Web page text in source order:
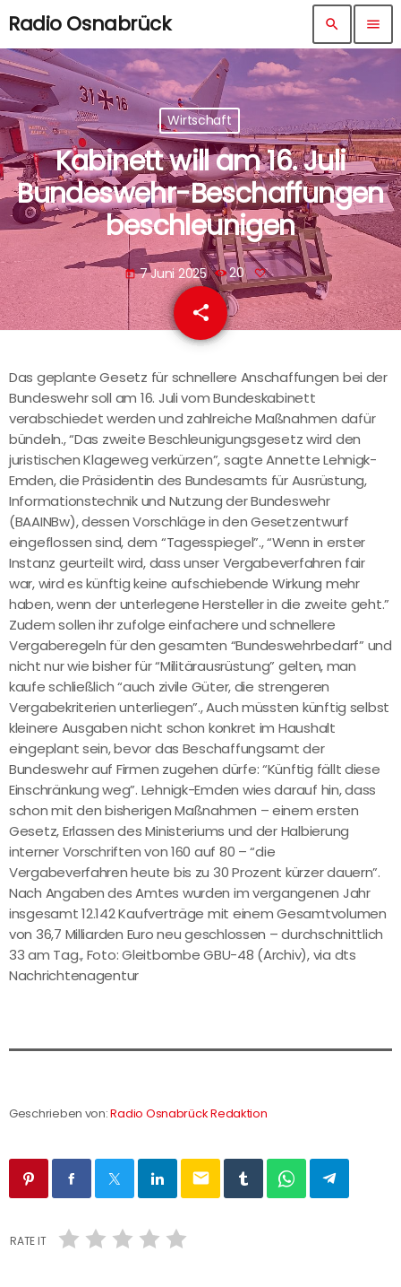
Radio Osnabrück search menu
Wirtschaft
Kabinett will am 16. Juli
Bundeswehr-Beschaffungen
beschleunigen
today 7 Juni 2025 20
share
email
Das geplante Gesetz für schnellere Anschaffungen bei der
Bundeswehr soll am 16. Juli vom Bundeskabinett
verabschiedet werden und zahlreiche Maßnahmen dafür
bündeln., “Das zweite Beschleunigungsgesetz wird den
juristischen Klageweg verkürzen”, sagte Annette Lehnigk-
Emden, die Präsidentin des Bundesamts für Ausrüstung,
Informationstechnik und Nutzung der Bundeswehr
(BAAINBw), dessen Vorschläge in den Gesetzentwurf
eingeflossen sind, dem “Tagesspiegel”., “Wenn in erster
Instanz geurteilt wird, dass unser Vergabeverfahren fair
war, wird es künftig keine aufschiebende Wirkung mehr
haben, wenn der unterlegene Hersteller in die zweite geht.”
Zudem sollen ihr zufolge einfachere und schnellere
Vergaberegeln für den gesamten “Bundeswehrbedarf” und
nicht nur wie bisher für “Militärausrüstung” gelten, man
kaufe schließlich “auch zivile Güter, die strengeren
Vergabekriterien unterliegen”., Auch müssten künftig selbst
kleinere Ausgaben nicht schon konkret im Haushalt
eingeplant sein, bevor das Beschaffungsamt der
Bundeswehr auf Firmen zugehen dürfe: “Künftig fällt diese
Einschränkung weg”. Lehnigk-Emden wies darauf hin, dass
schon mit den bisherigen Maßnahmen – einem ersten
Gesetz, Erlassen des Ministeriums und der Halbierung
interner Vorschriften von 160 auf 80 – “die
Vergabeverfahren heute bis zu 30 Prozent kürzer dauern”.
Nach Angaben des Amtes wurden im vergangenen Jahr
insgesamt 12.142 Kaufverträge mit einem Gesamtvolumen
von 36,7 Milliarden Euro neu geschlossen – durchschnittlich
33 am Tag., Foto: Gleitbombe GBU-48 (Archiv), via dts
Nachrichtenagentur
Geschrieben von:Radio Osnabrück Redaktion
email
RATE IT